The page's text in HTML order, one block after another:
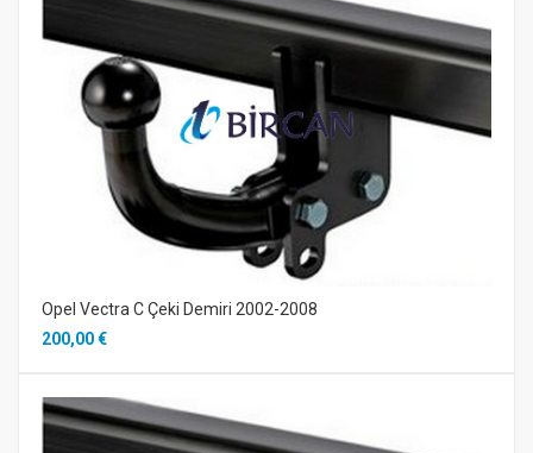
Opel Vectra C Çeki Demiri 2002-2008
200,00 €